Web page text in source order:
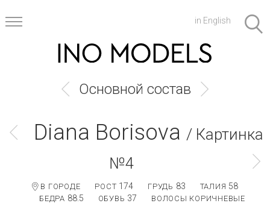
in English
Основной состав
Diana Borisova / Картинка
№4
В ГОРОДЕ РОСТ 174 ГРУДЬ 83 ТАЛИЯ 58
БЕДРА 88.5 ОБУВЬ 37 ВОЛОСЫ КОРИЧНЕВЫЕ